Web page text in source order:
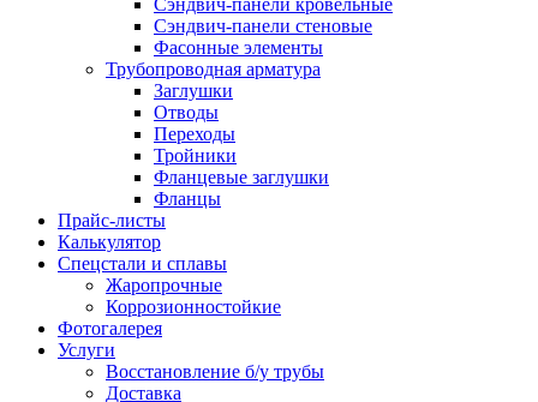
Сэндвич-панели кровельные
Сэндвич-панели стеновые
Фасонные элементы
Трубопроводная арматура
Заглушки
Отводы
Переходы
Тройники
Фланцевые заглушки
Фланцы
Прайс-листы
Калькулятор
Спецстали и сплавы
Жаропрочные
Коррозионностойкие
Фотогалерея
Услуги
Восстановление б/у трубы
Доставка